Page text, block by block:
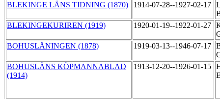
BLEKINGE LÄNS TIDNING (1870)
1914-07-28--1927-02-17
BLEKINGEKURIREN (1919)
1920-01-19--1922-01-27
BOHUSLÄNINGEN (1878)
1919-03-13--1946-07-17
BOHUSLÄNS KÖPMANNABLAD
(1914)
1913-12-20--1926-01-15